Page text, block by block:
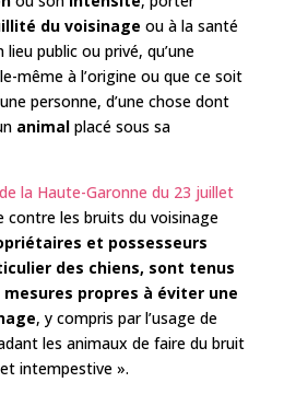
du voisinage ou à la santé
lieu public ou privé, qu’une
même à l’origine ou que ce soit
personne, d’une chose dont
animalplacé sous sa
la Haute-Garonne du 23 juillet
contre les bruits du voisinage
et possesseurs
des chiens, sont tenus
propres à éviter une
, y compris par l’usage de
les animaux de faire du bruit
intempestive ».